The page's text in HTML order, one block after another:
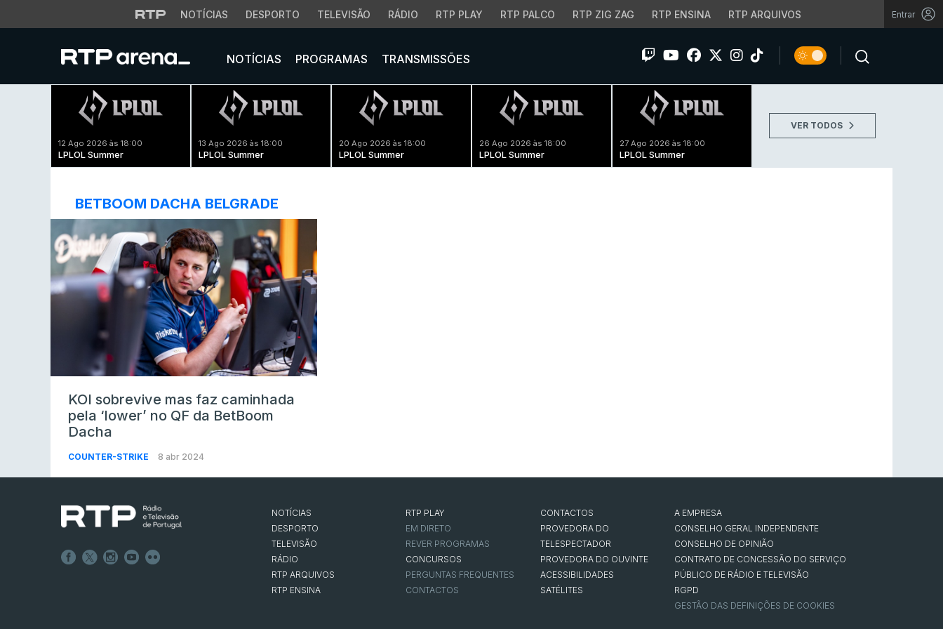
NOTÍCIAS DESPORTO TELEVISÃO RÁDIO RTP PLAY RTP PALCO RTP ZIG ZAG RTP ENSINA RTP ARQUIVOS Entrar
NOTÍCIAS PROGRAMAS TRANSMISSÕES
12 Ago 2026 às 18:00
LPLOL Summer
13 Ago 2026 às 18:00
LPLOL Summer
20 Ago 2026 às 18:00
LPLOL Summer
26 Ago 2026 às 18:00
LPLOL Summer
27 Ago 2026 às 18:00
LPLOL Summer
VER TODOS
BETBOOM DACHA BELGRADE
KOI sobrevive mas faz caminhada
pela ‘lower’ no QF da BetBoom
Dacha
COUNTER-STRIKE 8 abr 2024
NOTÍCIAS
DESPORTO
TELEVISÃO
RÁDIO
RTP ARQUIVOS
RTP ENSINA
RTP PLAY
EM DIRETO
REVER PROGRAMAS
CONCURSOS
PERGUNTAS FREQUENTES
CONTACTOS
CONTACTOS
PROVEDORA DO
TELESPECTADOR
PROVEDORA DO OUVINTE
ACESSIBILIDADES
SATÉLITES
A EMPRESA
CONSELHO GERAL INDEPENDENTE
CONSELHO DE OPINIÃO
CONTRATO DE CONCESSÃO DO SERVIÇO
PÚBLICO DE RÁDIO E TELEVISÃO
RGPD
GESTÃO DAS DEFINIÇÕES DE COOKIES